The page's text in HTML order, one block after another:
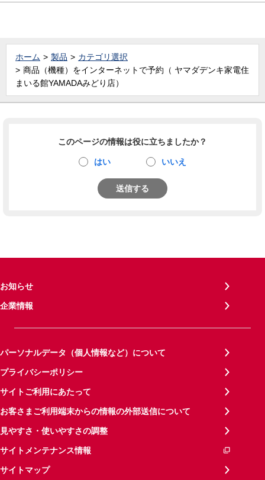
ホーム 製品
カテゴリ選択
商品（機種）をインターネットで予約（ ヤマダデンキ家電住
まいる館YAMADAみどり店）
このページの情報は役に立ちましたか？
はい いいえ
送信する
お知らせ
企業情報
パーソナルデータ（個人情報など）について
プライバシーポリシー
サイトご利用にあたって
お客さまご利用端末からの情報の外部送信について
見やすさ・使いやすさの調整
サイトメンテナンス情報
サイトマップ